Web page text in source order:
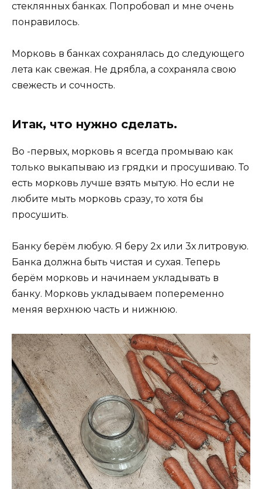
стеклянных банках. Попробовал и мне очень
понравилось.
Морковь в банках сохранялась до следующего
лета как свежая. Не дрябла, а сохраняла свою
свежесть и сочность.
Итак, что нужно сделать.
Во -первых, морковь я всегда промываю как
только выкапываю из грядки и просушиваю. То
есть морковь лучше взять мытую. Но если не
любите мыть морковь сразу, то хотя бы
просушить.
Банку берём любую. Я беру 2х или 3х литровую.
Банка должна быть чистая и сухая. Теперь
берём морковь и начинаем укладывать в
банку. Морковь укладываем попеременно
меняя верхнюю часть и нижнюю.